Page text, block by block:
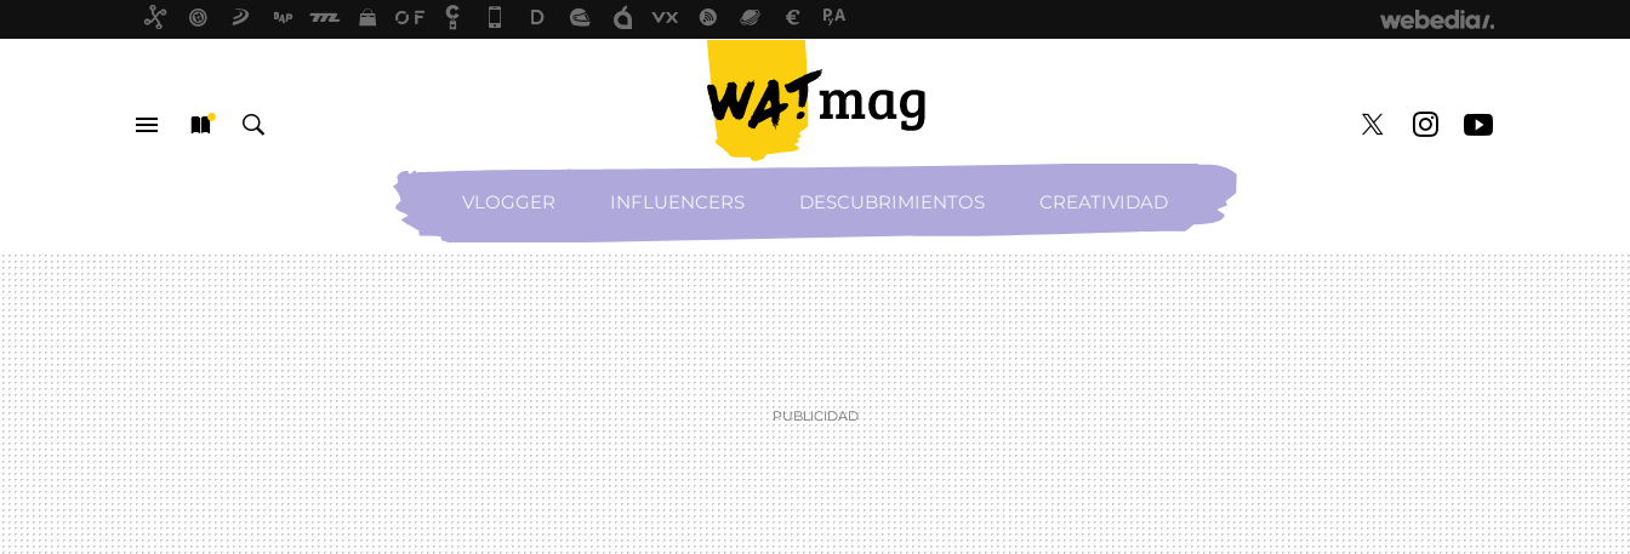
VLOGGER INFLUENCERS DESCUBRIMIENTOS CREATIVIDAD